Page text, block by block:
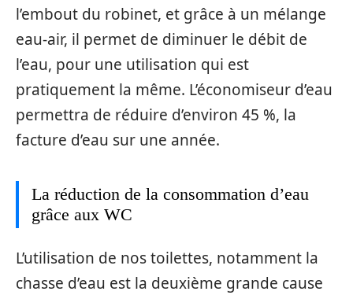
l’embout du robinet, et grâce à un mélange
eau-air, il permet de diminuer le débit de
l’eau, pour une utilisation qui est
pratiquement la même. L’économiseur d’eau
permettra de réduire d’environ 45 %, la
facture d’eau sur une année.
La réduction de la consommation d’eau
grâce aux WC
L’utilisation de nos toilettes, notamment la
chasse d’eau est la deuxième grande cause